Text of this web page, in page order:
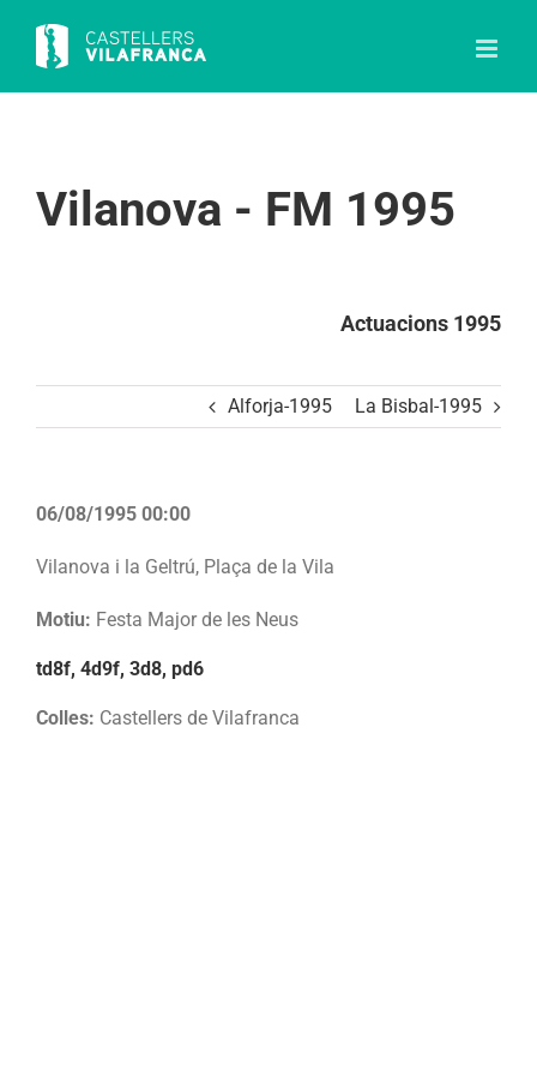
content
Vilanova - FM 1995
Actuacions 1995
Alforja-1995 La Bisbal-1995
06/08/1995 00:00
Vilanova i la Geltrú, Plaça de la Vila
Motiu: Festa Major de les Neus
td8f, 4d9f, 3d8, pd6
Colles: Castellers de Vilafranca